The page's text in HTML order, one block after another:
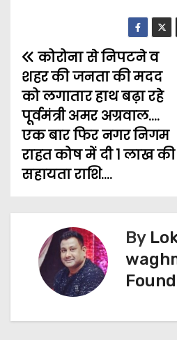
e
b
o
o
k
t
t
e
r
i
l
a
t
s
A
p
p
s
g
e
P
o
s
t
n
a
a
कोरोना से निपटने व
शहर की जनता की मदद
को लगातार हाथ बढ़ा रहे
पूर्वमंत्री अमर अग्रवाल….
एक बार फिर नगर निगम
राहत कोष में दी 1 लाख की
सहायता राशि….
By